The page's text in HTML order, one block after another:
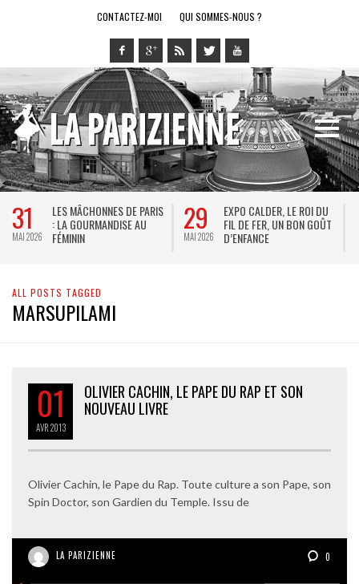
CONTACTEZ-MOI QUI SOMMES-NOUS ?
31
MAI 2026
LES MÂCHONNES DE PARIS
: LA GOURMANDISE AU
FÉMININ
29
MAI 2026
EXPO CALDER, LE ROI DU
FIL DE FER, UN BON GOÛT
D’ENFANCE
ALL POSTS TAGGED
MARSUPILAMI
01
AVR2013
OLIVIER CACHIN, LE PAPE DU RAP ET SON
NOUVEAU LIVRE
Olivier Cachin, le Pape du Rap. Toute culture a son Pape, son
Spin Doctor, son Gardien du Temple. Issu de
LA PARIZIENNE 0